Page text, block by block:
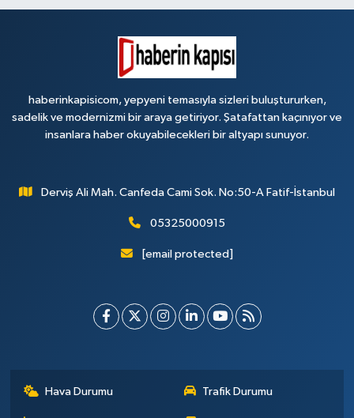
haberinkapisicom, yepyeni temasıyla sizleri buluştururken,
sadelik ve modernizmi bir araya getiriyor. Şatafattan kaçınıyor ve
insanlara haber okuyabilecekleri bir altyapı sunuyor.
Derviş Ali Mah. Canfeda Cami Sok. No:50-A Fatif-İstanbul
05325000915
[email protected]
Hava Durumu Trafik Durumu